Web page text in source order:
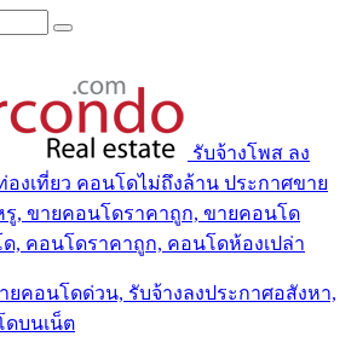
รับจ้างโพส ลง
งเที่ยว คอนโดไม่ถึงล้าน ประกาศขาย
, ขายคอนโดราคาถูก, ขายคอนโด
ด, คอนโดราคาถูก, คอนโดห้องเปล่า
คอนโดด่วน, รับจ้างลงประกาศอสังหา,
บนเน็ต